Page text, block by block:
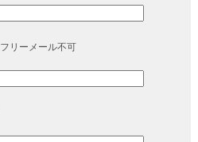
リーメール不可